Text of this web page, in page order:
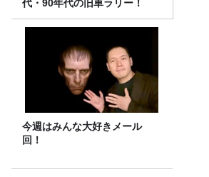
代・90年代の旧車ラリー！
今週はみんな大好きメール
回！